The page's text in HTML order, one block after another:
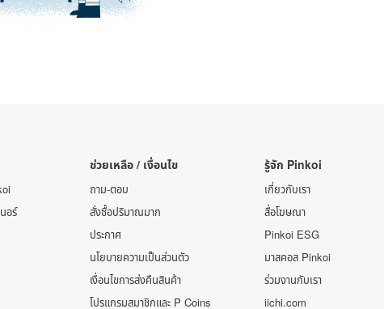
อร์
ช่วยเหลือ / เงื่อนไข
ถาม-ตอบ
สั่งซื้อปริมาณมาก
ประกาศ
นโยบายความเป็นส่วนตัว
เงื่อนไขการส่งคืนสินค้า
โปรแกรมสมาชิกและ P Coins
รู้จัก Pinkoi
เกี่ยวกับเรา
สื่อโฆษณา
Pinkoi ESG
มาสคอส Pinkoi
ร่วมงานกับเรา
iichi.com